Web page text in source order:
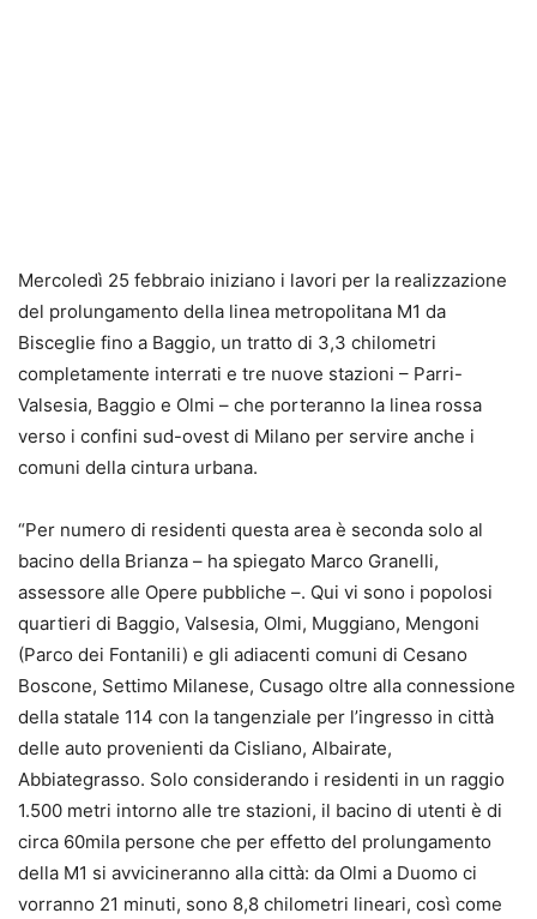
Mercoledì 25 febbraio iniziano i lavori per la realizzazione
del prolungamento della linea metropolitana M1 da
Bisceglie fino a Baggio, un tratto di 3,3 chilometri
completamente interrati e tre nuove stazioni – Parri-
Valsesia, Baggio e Olmi – che porteranno la linea rossa
verso i confini sud-ovest di Milano per servire anche i
comuni della cintura urbana.
“Per numero di residenti questa area è seconda solo al
bacino della Brianza – ha spiegato Marco Granelli,
assessore alle Opere pubbliche –. Qui vi sono i popolosi
quartieri di Baggio, Valsesia, Olmi, Muggiano, Mengoni
(Parco dei Fontanili) e gli adiacenti comuni di Cesano
Boscone, Settimo Milanese, Cusago oltre alla connessione
della statale 114 con la tangenziale per l’ingresso in città
delle auto provenienti da Cisliano, Albairate,
Abbiategrasso. Solo considerando i residenti in un raggio
1.500 metri intorno alle tre stazioni, il bacino di utenti è di
circa 60mila persone che per effetto del prolungamento
della M1 si avvicineranno alla città: da Olmi a Duomo ci
vorranno 21 minuti, sono 8,8 chilometri lineari, così come